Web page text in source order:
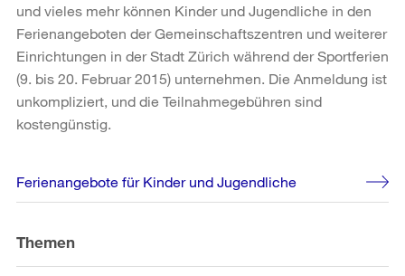
und vieles mehr können Kinder und Jugendliche in den
Ferienangeboten der Gemeinschaftszentren und weiterer
Einrichtungen in der Stadt Zürich während der Sportferien
(9. bis 20. Februar 2015) unternehmen. Die Anmeldung ist
unkompliziert, und die Teilnahmegebühren sind
kostengünstig.
Weitere
Informationen
Ferienangebote für Kinder und Jugendliche
Themen